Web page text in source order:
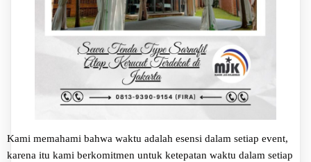
Kami memahami bahwa waktu adalah esensi dalam setiap event,
karena itu kami berkomitmen untuk ketepatan waktu dalam setiap